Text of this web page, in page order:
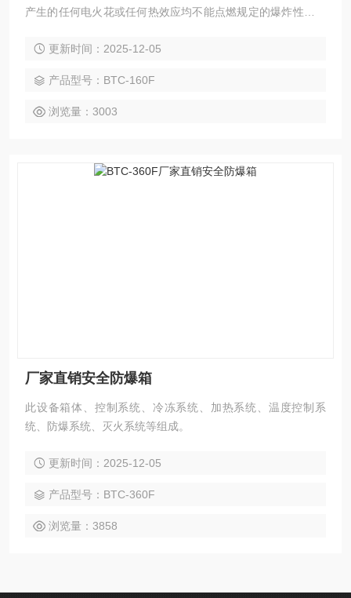
产生的任何电火花或任何热效应均不能点燃规定的爆炸性气体
统，设备内部空间与周围的环境通过隔爆外壳分离开来。有一
更新时间：2025-12-05
产品型号：BTC-160F
浏览量：3003
厂家直销安全防爆箱
此设备箱体、控制系统、冷冻系统、加热系统、温度控制系
统、防爆系统、灭火系统等组成。
更新时间：2025-12-05
产品型号：BTC-360F
浏览量：3858